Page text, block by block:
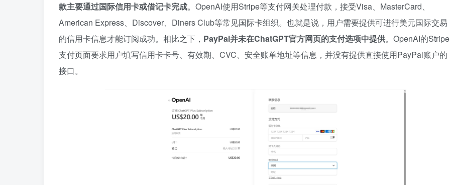
款主要通过国际信用卡或借记卡完成。OpenAI使用Stripe等支付网关处理付款，接受Visa、MasterCard、
American Express、Discover、Diners Club等常见国际卡组织。也就是说，用户需要提供可进行美元国际交易
的信用卡信息才能订阅成功。相比之下， PayPal并未在ChatGPT官方网页的支付选项中提供。OpenAI的Stripe
支付页面要求用户填写信用卡卡号、有效期、CVC、安全账单地址等信息，并没有提供直接使用PayPal账户的
接口。